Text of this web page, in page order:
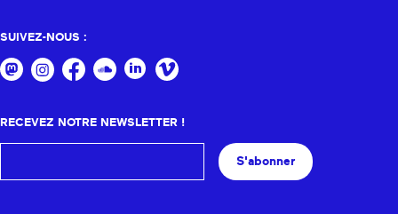
SUIVEZ-NOUS :
RECEVEZ NOTRE NEWSLETTER !
S'abonner